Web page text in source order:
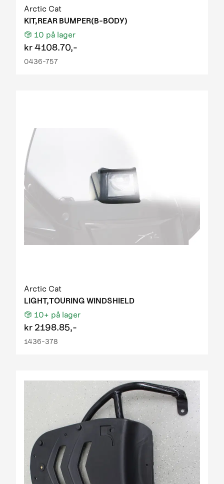
Arctic Cat
KIT,REAR BUMPER(B-BODY)
10 på lager
kr4108.70,-
0436-757
Arctic Cat
LIGHT,TOURING WINDSHIELD
10+ på lager
kr 2198.85,-
1436-378